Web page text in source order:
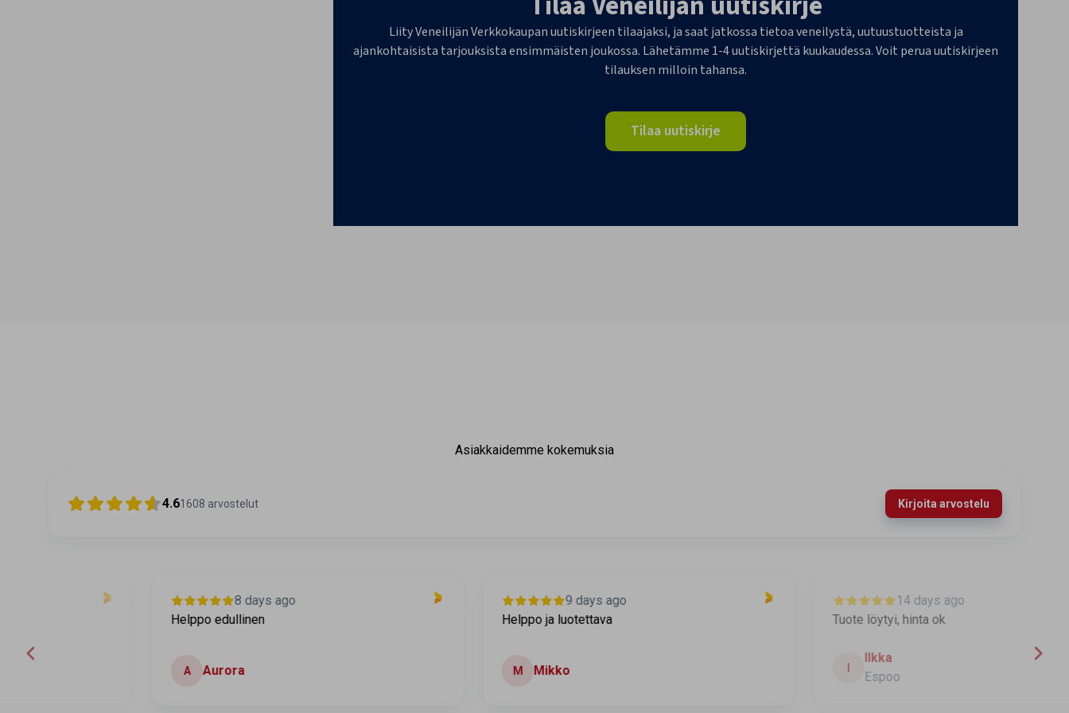
Liity Veneilijän Verkkokaupan uutiskirjeen tilaajaksi, ja saat jatkossa tietoa veneilystä, uutuustuotteista ja
ajankohtaisista tarjouksista ensimmäisten joukossa. Lähetämme 1-4 uutiskirjettä kuukaudessa. Voit perua uutiskirjeen
tilauksen milloin tahansa.
Tilaa uutiskirje
Asiakkaidemme kokemuksia
4.61608 arvostelut Kirjoita arvostelu
8 days ago
9 days ago
Helppo ja luotettava
14 days ago
Tuote löytyi, hinta ok